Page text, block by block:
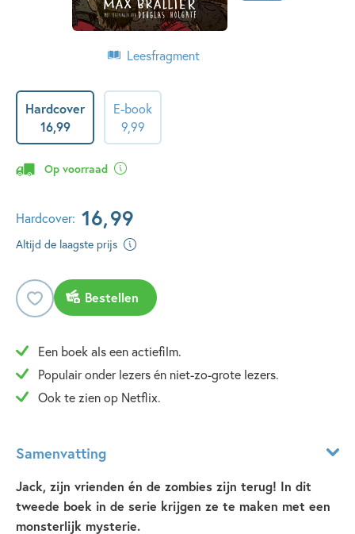
Leesfragment
Hardcover
16,99
E-book
9,99
Op voorraad
Hardcover: 16,99
Altijd de laagste prijs
Bestellen
Een boek als een actiefilm.
Populair onder lezers én niet-zo-grote lezers.
Ook te zien op Netflix.
Samenvatting
Jack, zijn vrienden én de zombies zijn terug! In dit
tweede boek in de serie krijgen ze te maken met een
monsterlijk mysterie.